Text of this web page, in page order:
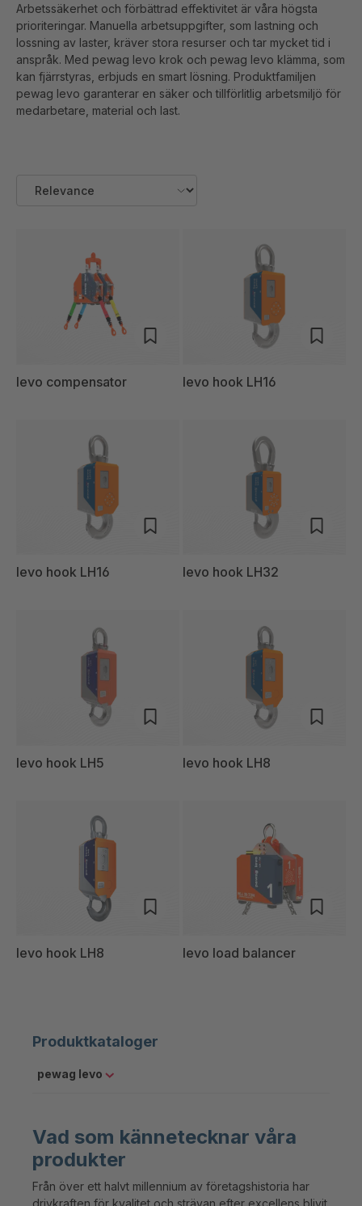
Arbetssäkerhet och förbättrad effektivitet är våra högsta
prioriteringar. Manuella arbetsuppgifter, som lastning och
lossning av laster, kräver stora resurser och tar mycket tid i
anspråk. Med pewag levo krok och pewag levo klämma, som
kan fjärrstyras, erbjuds en smart lösning. Produktfamiljen
pewag levo garanterar en säker och tillförlitlig arbetsmiljö för
medarbetare, material och last.
levo compensator levo hook LH16
levo hook LH16 levo hook LH32
levo hook LH5 levo hook LH8
levo hook LH8 levo load balancer
Produktkataloger
pewag levo
Vad som kännetecknar våra
produkter
Från över ett halvt millennium av företagshistoria har
drivkraften för kvalitet och strävan efter excellens blivit